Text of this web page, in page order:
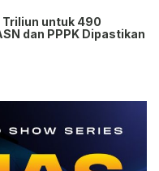
Triliun untuk 490
dan PPPK Dipastikan